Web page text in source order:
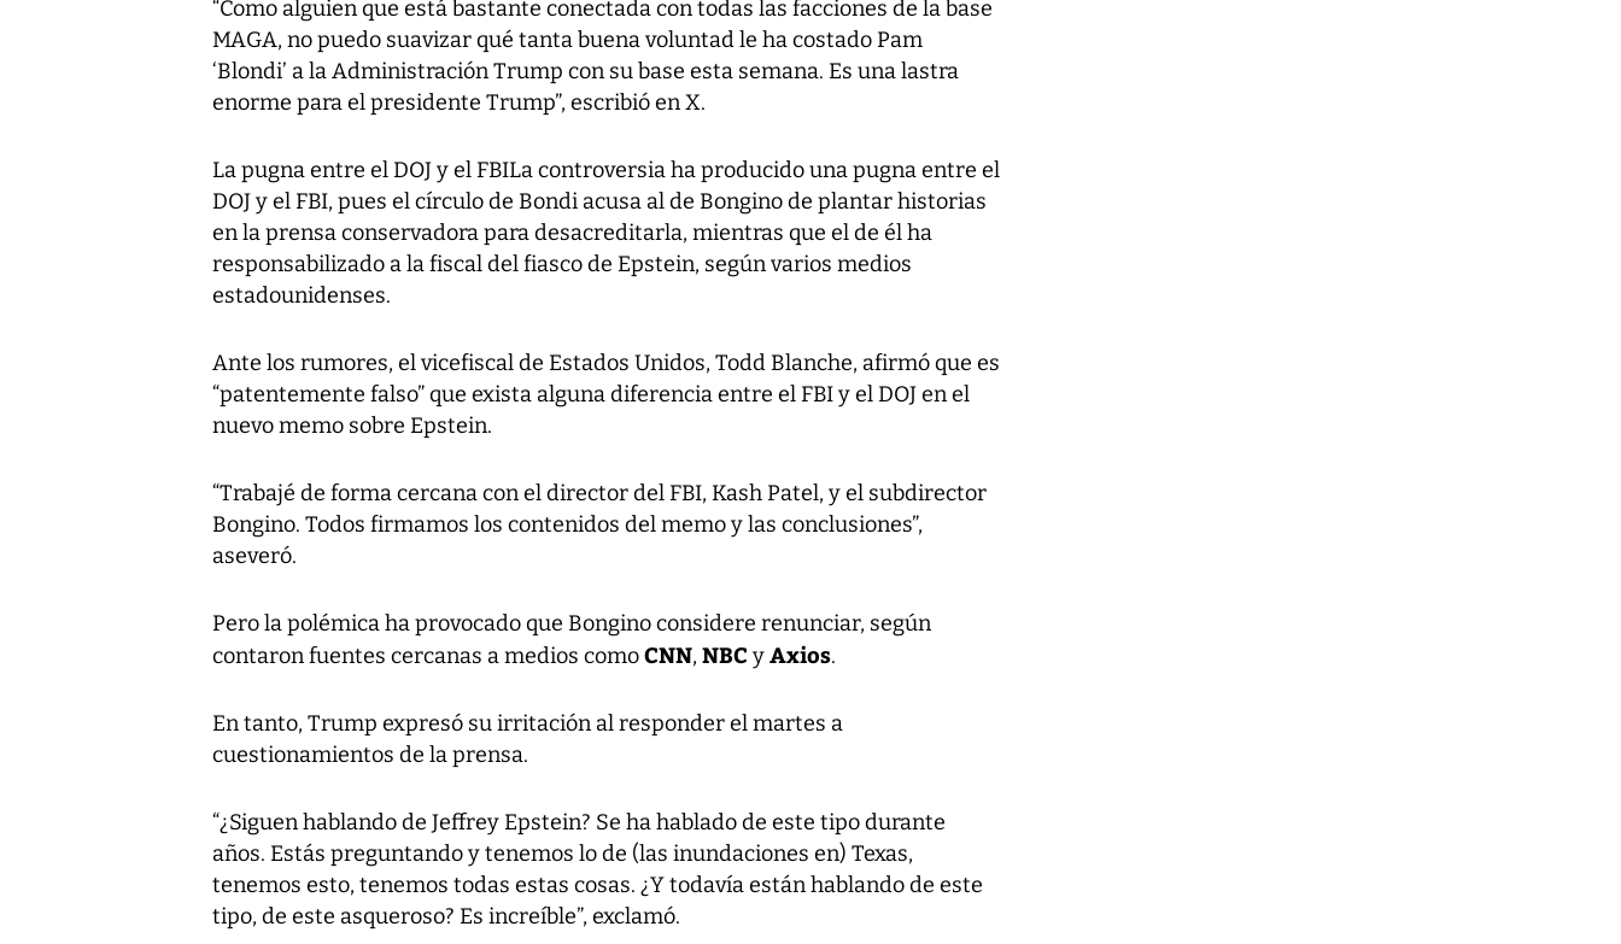
“Como alguien que está bastante conectada con todas las facciones de la base
MAGA, no puedo suavizar qué tanta buena voluntad le ha costado Pam
‘Blondi’ a la Administración Trump con su base esta semana. Es una lastra
enorme para el presidente Trump”, escribió en X.
La pugna entre el DOJ y el FBILa controversia ha producido una pugna entre el
DOJ y el FBI, pues el círculo de Bondi acusa al de Bongino de plantar historias
en la prensa conservadora para desacreditarla, mientras que el de él ha
responsabilizado a la fiscal del fiasco de Epstein, según varios medios
estadounidenses.
Ante los rumores, el vicefiscal de Estados Unidos, Todd Blanche, afirmó que es
“patentemente falso” que exista alguna diferencia entre el FBI y el DOJ en el
nuevo memo sobre Epstein.
“Trabajé de forma cercana con el director del FBI, Kash Patel, y el subdirector
Bongino. Todos firmamos los contenidos del memo y las conclusiones”,
aseveró.
Pero la polémica ha provocado que Bongino considere renunciar, según
contaron fuentes cercanas a medios comoCNN, NBC yAxios.
En tanto, Trump expresó su irritación al responder el martes a
cuestionamientos de la prensa.
“¿Siguen hablando de Jeffrey Epstein? Se ha hablado de este tipo durante
años. Estás preguntando y tenemos lo de (las inundaciones en) Texas,
tenemos esto, tenemos todas estas cosas. ¿Y todavía están hablando de este
tipo, de este asqueroso? Es increíble”, exclamó.